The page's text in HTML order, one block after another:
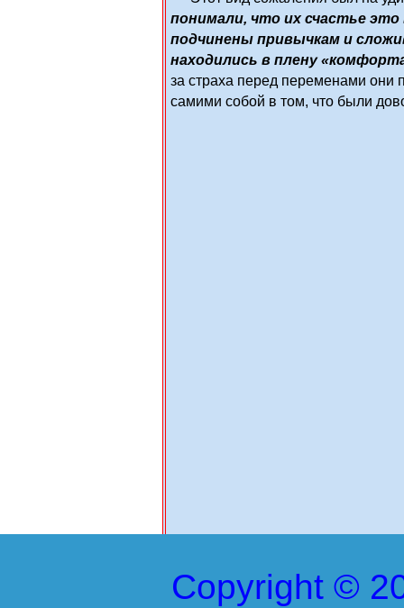
понимали, что их счастье
подчинены привычкам и
находились в плену
за страха перед переменами они
самими собой в том, что были
Copyright ©